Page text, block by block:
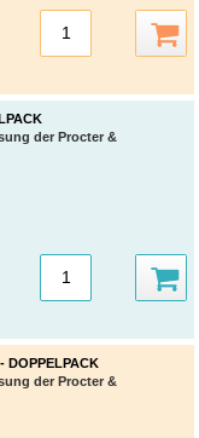
der Procter &
DOPPELPACK
der Procter &